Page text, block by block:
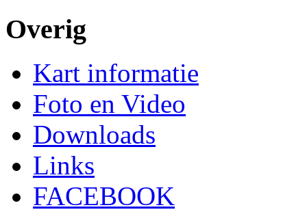
Overig
Kart informatie
Foto en Video
Downloads
Links
FACEBOOK